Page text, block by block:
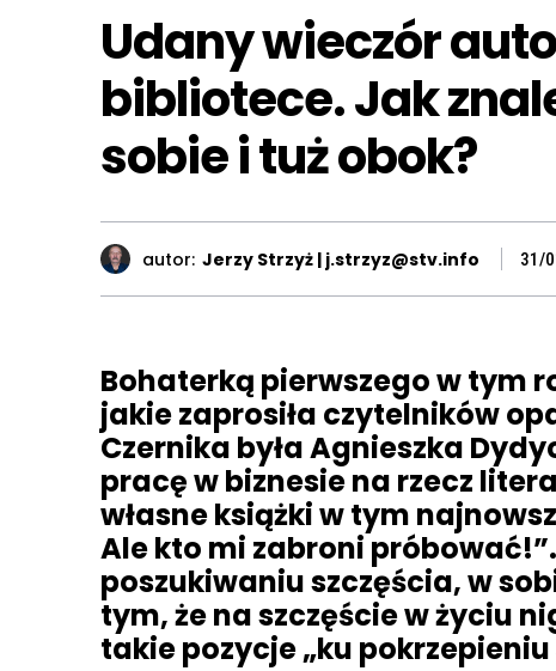
Udany wieczór
bibliotece. Jak
sobie i tuż obok?
autor: Jerzy Strzyż | j.strzyz@stv.info 31/
Bohaterką pierwszego w tym
jakie zaprosiła czytelników
Czernika była Agnieszka
pracę w biznesie na rzecz
własne książki w tym
Ale kto mi zabroni
poszukiwaniu szczęścia, w
tym, że na szczęście w życiu
takie pozycje „ku pokrzepieniu